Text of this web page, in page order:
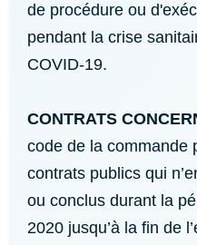
de procédure ou
pendant la crise
COVID-19.
CONTRATS
code de la commande
contrats publics qui
ou conclus durant la
2020 jusqu’à la fin de